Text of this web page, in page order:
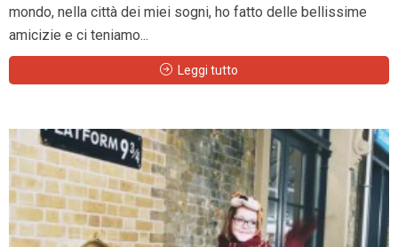
mondo, nella città dei miei sogni, ho fatto delle bellissime
amicizie e ci teniamo...
Leggi tutto